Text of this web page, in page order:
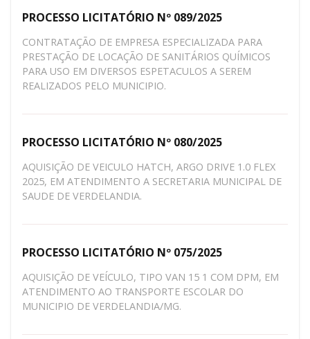
PROCESSO LICITATÓRIO Nº 089/2025
CONTRATAÇÃO DE EMPRESA ESPECIALIZADA PARA
PRESTAÇÃO DE LOCAÇÃO DE SANITÁRIOS QUÍMICOS
PARA USO EM DIVERSOS ESPETACULOS A SEREM
REALIZADOS PELO MUNICIPIO.
PROCESSO LICITATÓRIO Nº 080/2025
AQUISIÇÃO DE VEICULO HATCH, ARGO DRIVE 1.0 FLEX
2025, EM ATENDIMENTO A SECRETARIA MUNICIPAL DE
SAUDE DE VERDELANDIA.
PROCESSO LICITATÓRIO Nº 075/2025
AQUISIÇÃO DE VEÍCULO, TIPO VAN 15 1 COM DPM, EM
ATENDIMENTO AO TRANSPORTE ESCOLAR DO
MUNICIPIO DE VERDELANDIA/MG.